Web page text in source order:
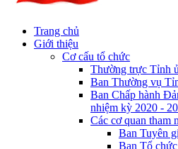
Trang chủ
Giới thiệu
Cơ cấu tổ chức
Thường trực Tỉnh
Ban Thường vụ
Ban Chấp hành
nhiệm kỳ 2020 -
Các cơ quan tham
Ban Tuyên
Ban Tổ chức